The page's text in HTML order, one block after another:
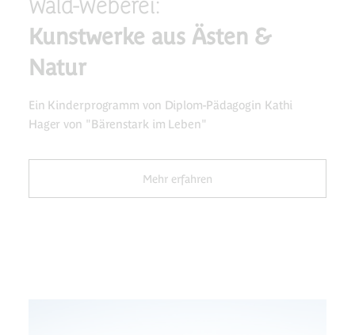
Wald-Weberei:
Kunstwerke aus Ästen &
Natur
Ein Kinderprogramm von Diplom-Pädagogin Kathi
Hager von "Bärenstark im Leben"
Mehr erfahren